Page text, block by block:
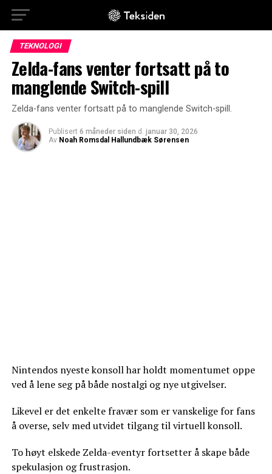
TEKNOLOGI
Zelda-fans venter fortsatt på to
manglende Switch-spill
Zelda-fans venter fortsatt på to manglende Switch-spill.
Publisert 6 måneder siden d. januar 30, 2026
Av Noah Romsdal Hallundbæk Sørensen
Nintendos nyeste konsoll har holdt momentumet oppe
ved å lene seg på både nostalgi og nye utgivelser.
Likevel er det enkelte fravær som er vanskelige for fans
å overse, selv med utvidet tilgang til virtuell konsoll.
To høyt elskede Zelda-eventyr fortsetter å skape både
spekulasjon og frustrasjon.